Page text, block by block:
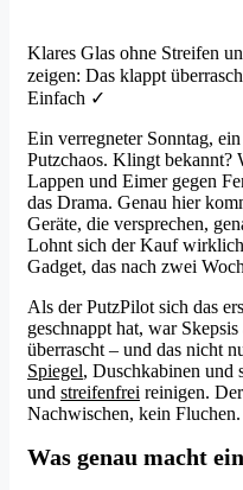
Klares Glas ohne Streifen
zeigen: Das klappt
Einfach ✓
Ein verregneter Sonntag,
Putzchaos. Klingt bekannt?
Lappen und Eimer gegen
das Drama. Genau hier
Geräte, die versprechen,
Lohnt sich der Kauf
Gadget, das nach zwei
Als der PutzPilot sich das
geschnappt hat, war
überrascht – und das nicht
Spiegel, Duschkabinen und
und streifenfrei reinigen.
Nachwischen, kein Fluchen.
Was genau macht